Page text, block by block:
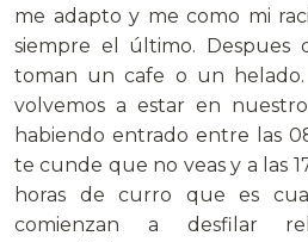
me adapto y me como mi
siempre el último. Despues
toman un cafe o un
volvemos a estar en
habiendo entrado entre las
te cunde que no veas y a las
horas de curro que es
comienzan a desfilar